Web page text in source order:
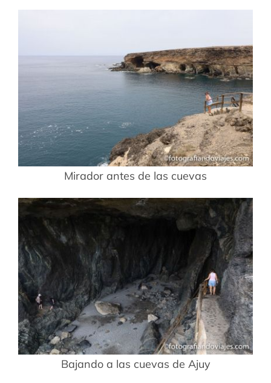
Mirador antes de las cuevas
Bajando a las cuevas de Ajuy